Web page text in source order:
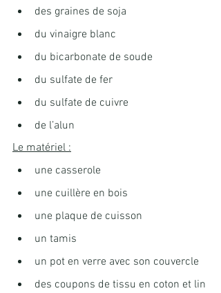
des graines de soja
du vinaigre blanc
du bicarbonate de soude
du sulfate de fer
du sulfate de cuivre
de l’alun
Le matériel :
une casserole
une cuillère en bois
une plaque de cuisson
un tamis
un pot en verre avec son couvercle
des coupons de tissu en coton et lin